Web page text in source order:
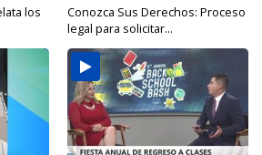
los
Conozca Sus Derechos: Proceso
legal para solicitar...